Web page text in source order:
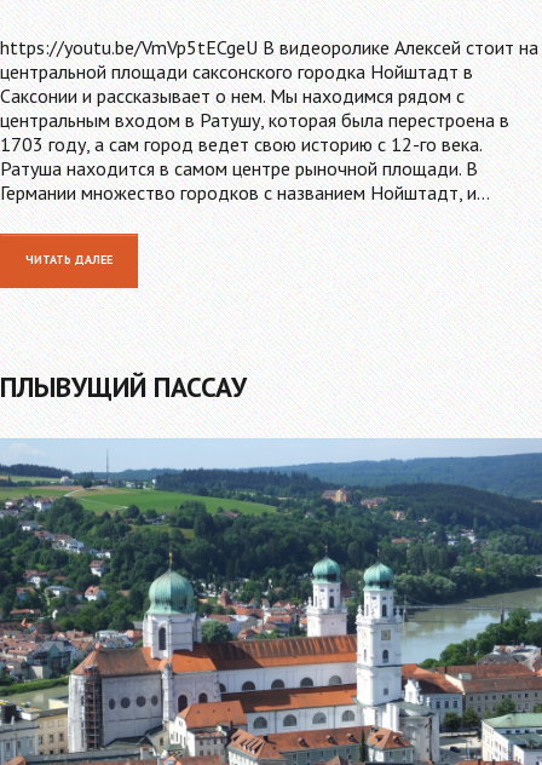
https://youtu.be/VmVp5tECgeU В видеоролике Алексей стоит на
центральной площади саксонского городка Нойштадт в
Саксонии и рассказывает о нем. Мы находимся рядом с
центральным входом в Ратушу, которая была перестроена в
1703 году, а сам город ведет свою историю с 12-го века.
Ратуша находится в самом центре рыночной площади. В
Германии множество городков с названием Нойштадт, и…
ЧИТАТЬ ДАЛЕЕ
ПЛЫВУЩИЙ ПАССАУ